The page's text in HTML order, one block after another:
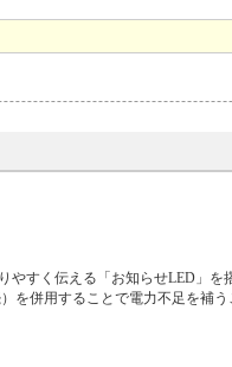
すく伝える「お知らせLED」を
を併用することで電力不足を補う